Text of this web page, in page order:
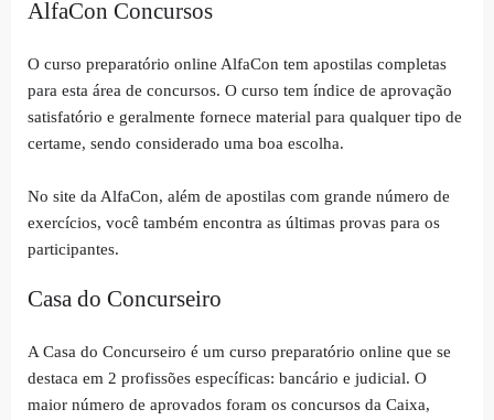
AlfaCon Concursos
O curso preparatório online AlfaCon tem apostilas completas
para esta área de concursos. O curso tem índice de aprovação
satisfatório e geralmente fornece material para qualquer tipo de
certame, sendo considerado uma boa escolha.
No site da AlfaCon, além de apostilas com grande número de
exercícios, você também encontra as últimas provas para os
participantes.
Casa do Concurseiro
A Casa do Concurseiro é um curso preparatório online que se
destaca em 2 profissões específicas: bancário e judicial. O
maior número de aprovados foram os concursos da Caixa,